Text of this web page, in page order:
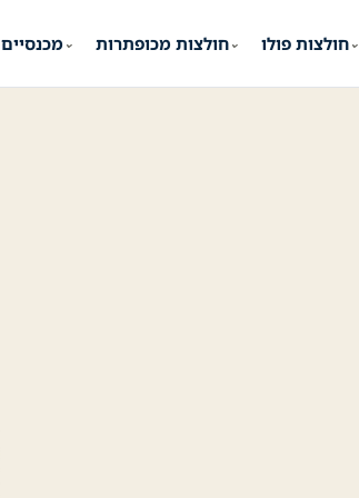
מכנסיים⌄ חולצות מכופתרות⌄ חולצות פולו⌄